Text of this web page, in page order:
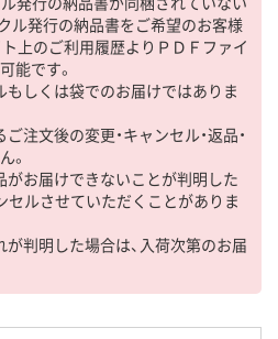
ル発行の納品書をご希望のお客様
ト上のご利用履歴よりＰＤＦファイ
能です。
もしくは袋でのお届けではありま
注文後の変更・キャンセル・返品・
。
がお届けできないことが判明した
セルさせていただくことがありま
が判明した場合は、入荷次第のお届